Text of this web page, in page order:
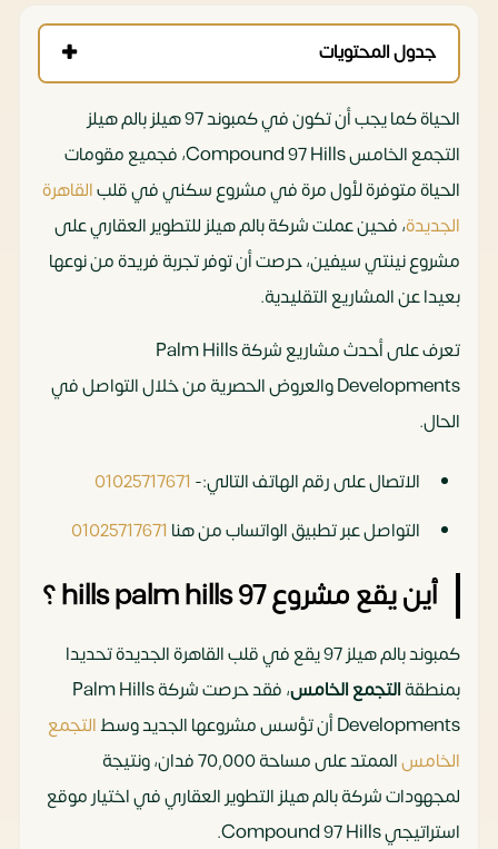
جدول المحتويات
الحياة كما يجب أن تكون في كمبوند 97 هيلز بالم هيلز
التجمع الخامس Compound 97 Hills، فجميع مقومات
الحياة متوفرة لأول مرة في مشروع سكني في قلبالقاهرة
الجديدة، فحين عملت شركة بالم هيلز للتطوير العقاري على
مشروع نينتي سيفين، حرصت أن توفر تجربة فريدة من نوعها
بعيدا عن المشاريع التقليدية.
تعرف على أحدث مشاريع شركة Palm Hills
Developments والعروض الحصرية من خلال التواصل في
الحال.
الاتصال على رقم الهاتف التالي:- 01025717671
التواصل عبر تطبيق الواتساب من هنا 01025717671
أين يقع مشروع 97 hills palm hills ؟
كمبوند بالم هيلز 97 يقع في قلب القاهرة الجديدة تحديدا
بمنطقةالتجمع الخامس
، فقد حرصت شركة Palm Hills
Developments أن تؤسس مشروعها الجديد وسط
التجمع
الخامس
الممتد على مساحة 70,000 فدان، ونتيجة
لمجهودات شركة بالم هيلز التطوير العقاري في اختيار موقع
استراتيجي Compound 97 Hills.